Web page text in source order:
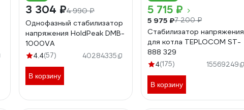
3 304 ₽4 990 ₽
Однофазный стабилизатор
напряжения HoldPeak DMB-
1000VA
4.4(57) 40284335
В корзину
5 715 ₽
5 975 ₽7 200 ₽
Стабилизатор напряжения
для котла TEPLOCOM ST-
888 329
4(175) 15569249
В корзину